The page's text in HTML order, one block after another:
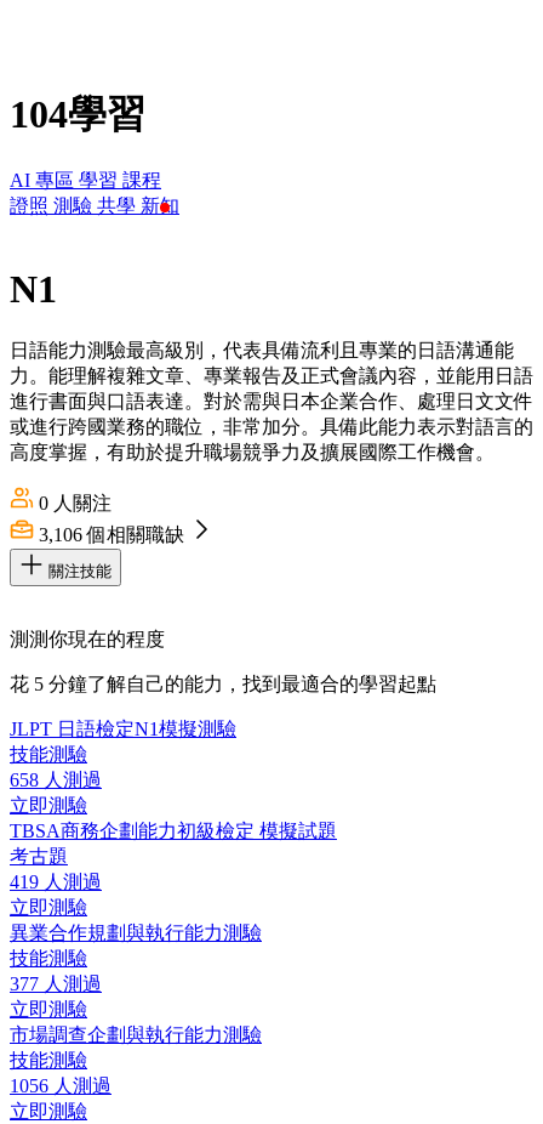
104學習
AI 專區 學習 課程
證照 測驗 共學 新知
N1
日語能力測驗最高級別，代表具備流利且專業的日語溝通能
力。能理解複雜文章、專業報告及正式會議內容，並能用日語
進行書面與口語表達。對於需與日本企業合作、處理日文文件
或進行跨國業務的職位，非常加分。具備此能力表示對語言的
高度掌握，有助於提升職場競爭力及擴展國際工作機會。
0 人關注
3,106 個相關職缺
關注技能
測測你現在的程度
花 5 分鐘了解自己的能力，找到最適合的學習起點
JLPT 日語檢定N1模擬測驗
技能測驗
658 人測過
立即測驗
TBSA商務企劃能力初級檢定 模擬試題
考古題
419 人測過
立即測驗
異業合作規劃與執行能力測驗
技能測驗
377 人測過
立即測驗
市場調查企劃與執行能力測驗
技能測驗
1056 人測過
立即測驗